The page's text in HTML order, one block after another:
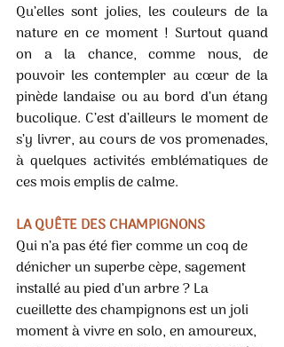
Qu’elles sont jolies, les couleurs de la
nature en ce moment ! Surtout quand
on a la chance, comme nous, de
pouvoir les contempler au cœur de la
pinède landaise ou au bord d’un étang
bucolique. C’est d’ailleurs le moment de
s’y livrer, au cours de vos promenades,
à quelques activités emblématiques de
ces mois emplis de calme.
LA QUÊTE DES CHAMPIGNONS
Qui n’a pas été fier comme un coq de
dénicher un superbe cèpe, sagement
installé au pied d’un arbre ? La
cueillette des champignons est un joli
moment à vivre en solo, en amoureux,